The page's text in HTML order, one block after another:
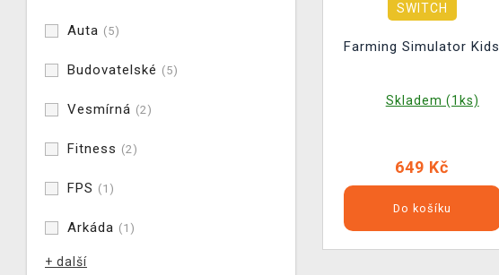
Auta (5)
Budovatelské (5)
Vesmírná (2)
Fitness (2)
FPS (1)
Arkáda (1)
+ další
SWITCH
Farming Simulator Kids
Skladem (1ks)
649 Kč
Do košíku